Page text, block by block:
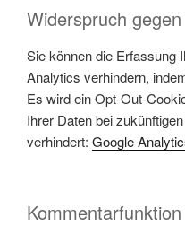
Widerspruch
Sie können die Erfassung
Analytics verhindern,
Es wird ein Opt-Out-
Ihrer Daten bei
verhindert: Google